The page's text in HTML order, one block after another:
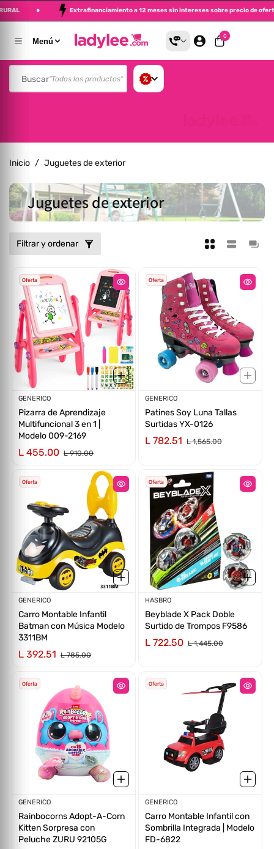
Al Contenido Extrafinanciamiento a 12 meses sin intereses sobre precio de
Buscar"Todos los productos"
Menú
0
0 artículos
Inicio / Juguetes de exterior
Colección:
Juguetes de exterior
Filtrar y ordenar
Oferta
Proveedor:
GENERICO
Pizarra de Aprendizaje
Multifuncional 3 en 1 |
Modelo 009-2169
L 455.00 L 910.00
Oferta
Proveedor:
GENERICO
Patines Soy Luna Tallas
Surtidas YX-0126
L 782.51 L 1,565.00
Oferta
Proveedor:
GENERICO
Carro Montable Infantil
Batman con Música Modelo
3311BM
L 392.51 L 785.00
Oferta
Proveedor:
HASBRO
Beyblade X Pack Doble
Surtido de Trompos F9586
L 722.50 L 1,445.00
Oferta
Proveedor:
GENERICO
Rainbocorns Adopt-A-Corn
Kitten Sorpresa con
Peluche ZURU 92105G
Oferta
Proveedor:
GENERICO
Carro Montable Infantil con
Sombrilla Integrada | Modelo
FD-6822